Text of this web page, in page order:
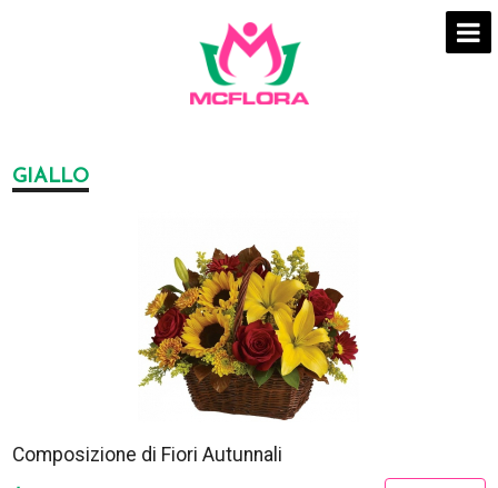
GIALLO
Composizione di Fiori Autunnali